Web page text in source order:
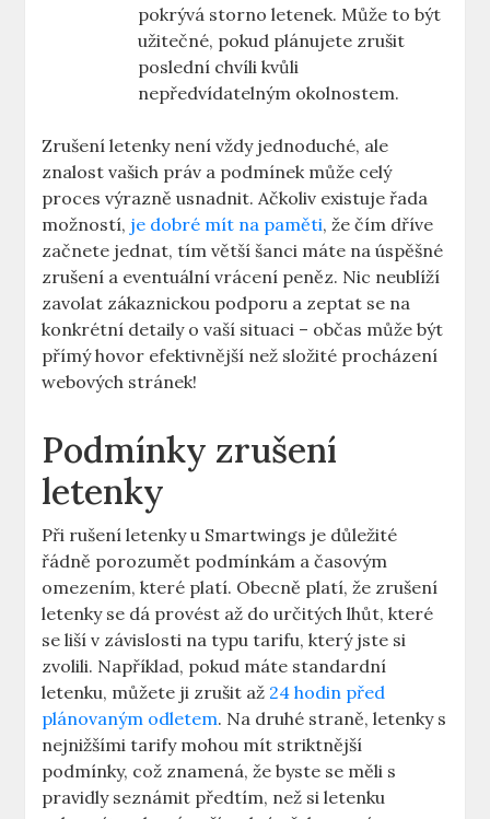
pokrývá storno letenek. Může to být
užitečné, pokud plánujete zrušit
poslední chvíli kvůli
nepředvídatelným okolnostem.
Zrušení letenky není vždy jednoduché, ale
znalost vašich práv a podmínek může celý
proces výrazně usnadnit. Ačkoliv existuje řada
možností, je dobré mít na paměti, že čím dříve
začnete jednat, tím větší šanci máte na úspěšné
zrušení a eventuální vrácení peněz. Nic neublíží
zavolat zákaznickou podporu a zeptat se na
konkrétní detaily o vaší situaci – občas může být
přímý hovor efektivnější než složité procházení
webových stránek!
Podmínky zrušení
letenky
Při rušení letenky u Smartwings je důležité
řádně porozumět podmínkám a časovým
omezením, které platí. Obecně platí, že zrušení
letenky se dá provést až do určitých lhůt, které
se liší v závislosti na typu tarifu, který jste si
zvolili. Například, pokud máte standardní
letenku, můžete ji zrušit až 24 hodin před
plánovaným odletem. Na druhé straně, letenky s
nejnižšími tarify mohou mít striktnější
podmínky, což znamená, že byste se měli s
pravidly seznámit předtím, než si letenku